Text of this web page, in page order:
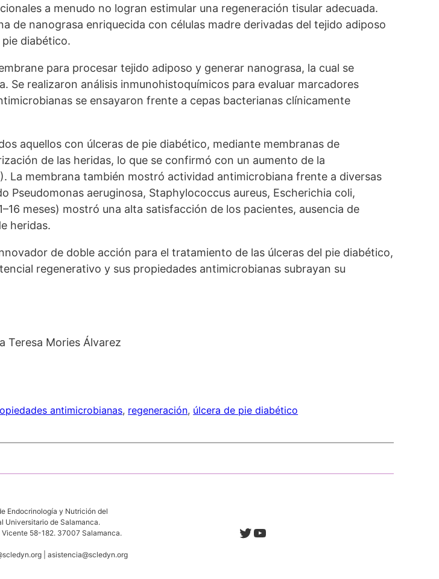
a menudo no logran estimular una regeneración tisular adecuada.
de nanograsa enriquecida con células madre derivadas del tejido adiposo
diabético.
para procesar tejido adiposo y generar nanograsa, la cual se
realizaron análisis inmunohistoquímicos para evaluar marcadores
se ensayaron frente a cepas bacterianas clínicamente
aquellos con úlceras de pie diabético, mediante membranas de
de las heridas, lo que se confirmó con un aumento de la
La membrana también mostró actividad antimicrobiana frente a diversas
aeruginosa, Staphylococcus aureus, Escherichia coli,
meses) mostró una alta satisfacción de los pacientes, ausencia de
heridas.
de doble acción para el tratamiento de las úlceras del pie diabético,
regenerativo y sus propiedades antimicrobianas subrayan su
Teresa Mories Álvarez
antimicrobianas, regeneración, úlcera de pie diabético
Endocrinología y Nutrición del
Universitario de Salamanca.
Vicente 58-182. 37007 Salamanca.
| asistencia@scledyn.org
Twitter
YouTube